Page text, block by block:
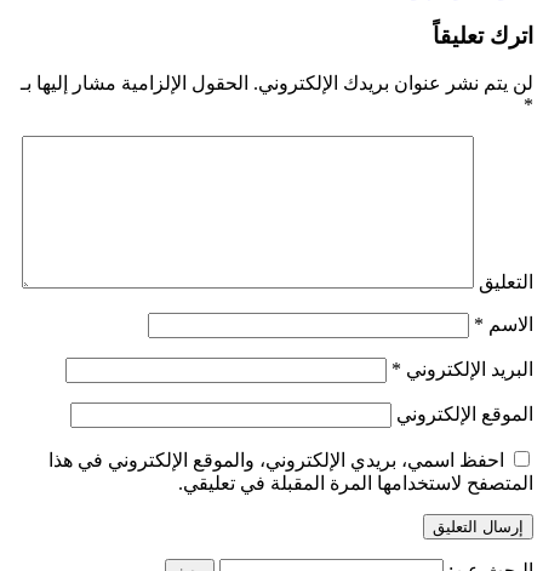
اترك تعليقاً
لن يتم نشر عنوان بريدك الإلكتروني. الحقول الإلزامية مشار إليها بـ
*
التعليق
الاسم *
البريد الإلكتروني *
الموقع الإلكتروني
احفظ اسمي، بريدي الإلكتروني، والموقع الإلكتروني في هذا
المتصفح لاستخدامها المرة المقبلة في تعليقي.